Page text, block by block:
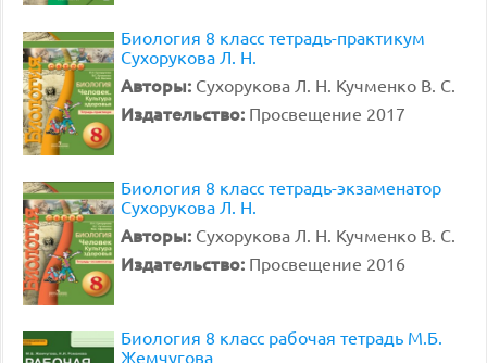
Биология 8 класс тетрадь-практикум
Сухорукова Л. Н.
Авторы: Сухорукова Л. Н. Кучменко В. С.
Издательство: Просвещение 2017
Биология 8 класс тетрадь-экзаменатор
Сухорукова Л. Н.
Авторы: Сухорукова Л. Н. Кучменко В. С.
Издательство: Просвещение 2016
Биология 8 класс рабочая тетрадь М.Б.
Жемчугова